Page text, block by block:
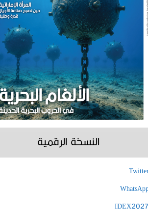
النسخة الرقمية